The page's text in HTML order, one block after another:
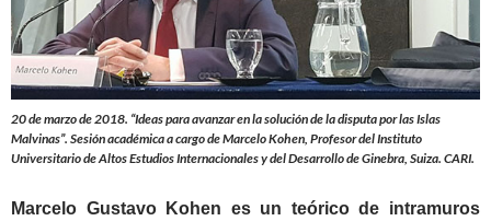
20 de marzo de 2018. “Ideas para avanzar en la solución de la disputa por las Islas
Malvinas”. Sesión académica a cargo de Marcelo Kohen, Profesor del Instituto
Universitario de Altos Estudios Internacionales y del Desarrollo de Ginebra, Suiza. CARI.
Marcelo Gustavo Kohen es un teórico de intramuros